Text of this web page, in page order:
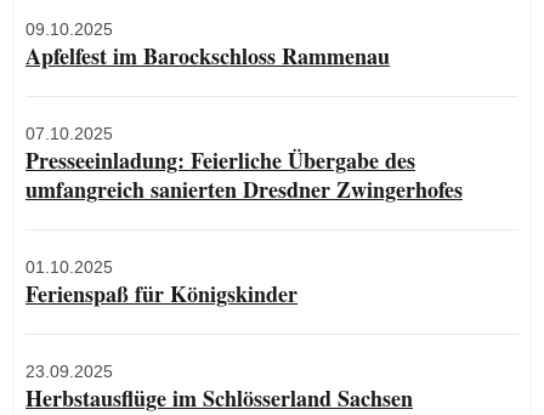
09.10.2025
Apfelfest im Barockschloss Rammenau
07.10.2025
Presseeinladung: Feierliche Übergabe des
umfangreich sanierten Dresdner Zwingerhofes
01.10.2025
Ferienspaß für Königskinder
23.09.2025
Herbstausflüge im Schlösserland Sachsen